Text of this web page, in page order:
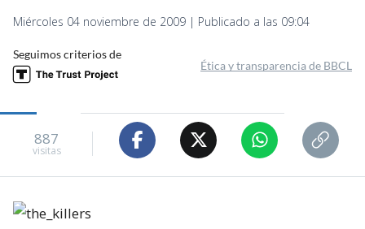
Miércoles 04 noviembre de 2009 | Publicado a las 09:04
Seguimos criterios de
Ética y transparencia de BBCL
887
visitas